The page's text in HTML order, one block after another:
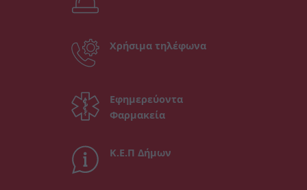
Χρήσιμα τηλέφωνα
Εφημερεύοντα
Φαρμακεία
Κ.Ε.Π Δήμων